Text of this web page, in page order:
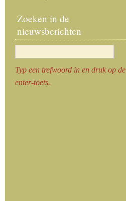
Zoeken in de
nieuwsberichten
Typ een trefwoord in en druk op de
enter-toets.